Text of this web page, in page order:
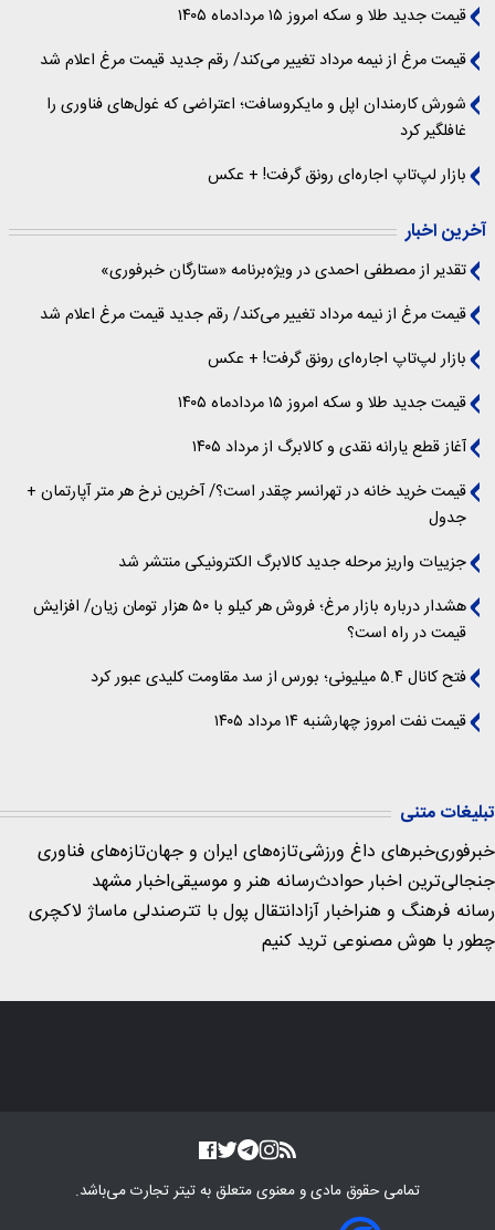
قیمت جدید طلا و سکه امروز ۱۵ مردادماه ۱۴۰۵
قیمت مرغ از نیمه مرداد تغییر می‌کند/ رقم جدید قیمت مرغ اعلام شد
شورش کارمندان اپل و مایکروسافت؛ اعتراضی که غول‌های فناوری را
غافلگیر کرد
بازار لپ‌تاپ اجاره‌ای رونق گرفت! + عکس
آخرین اخبار
تقدیر از مصطفی احمدی در ویژه‌برنامه «ستارگان خبرفوری»
قیمت مرغ از نیمه مرداد تغییر می‌کند/ رقم جدید قیمت مرغ اعلام شد
بازار لپ‌تاپ اجاره‌ای رونق گرفت! + عکس
قیمت جدید طلا و سکه امروز ۱۵ مردادماه ۱۴۰۵
آغاز قطع یارانه نقدی و کالابرگ از مرداد ۱۴۰۵
قیمت خرید خانه در تهرانسر چقدر است؟/ آخرین نرخ هر متر آپارتمان +
جدول
جزییات واریز مرحله جدید کالابرگ الکترونیکی منتشر شد
هشدار درباره بازار مرغ؛ فروش هر کیلو با ۵۰ هزار تومان زیان/ افزایش
قیمت در راه است؟
فتح کانال ۵.۴ میلیونی؛ بورس از سد مقاومت کلیدی عبور کرد
قیمت نفت امروز چهارشنبه ۱۴ مرداد ۱۴۰۵
تبلیغات متنی
خبرفوریخبرهای داغ ورزشیتازه‌های ایران و جهانتازه‌های فناوری
جنجالی‌ترین اخبار حوادثرسانه هنر و موسیقیاخبار مشهد
رسانه فرهنگ و هنراخبار آزادانتقال پول با تترصندلی ماساژ لاکچری
چطور با هوش مصنوعی ترید کنیم
تمامی حقوق مادی و معنوی متعلق بهتیتر تجارتمی‌باشد.